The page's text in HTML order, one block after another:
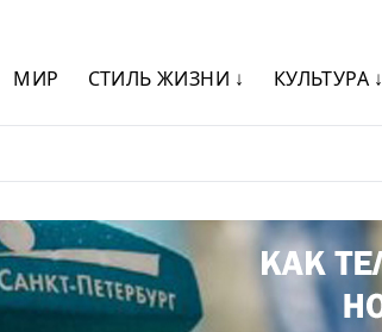
МИР СТИЛЬ ЖИЗНИ ↓ КУЛЬТУРА ↓